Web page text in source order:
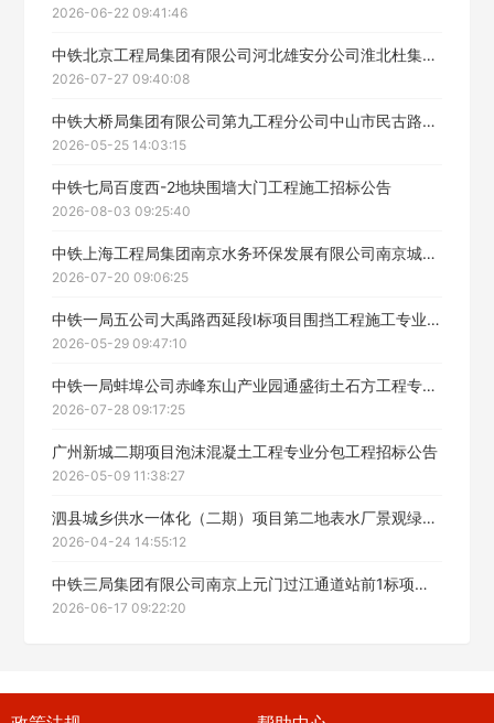
2026-06-22 09:41:46
中铁北京工程局集团有限公司河北雄安分公司淮北杜集区孵化器项目经理部装修装饰专业分包工程施工招标公告
2026-07-27 09:40:08
中铁大桥局集团有限公司第九工程分公司中山市民古路一期工程TJ1标段波形护栏施工分包工程招标公告
2026-05-25 14:03:15
中铁七局百度西-2地块围墙大门工程施工招标公告
2026-08-03 09:25:40
中铁上海工程局集团南京水务环保发展有限公司南京城东污水处理厂提标改造工程施工及设备防水防腐专业分包采购公告
2026-07-20 09:06:25
中铁一局五公司大禹路西延段Ⅰ标项目围挡工程施工专业招标招标公告
2026-05-29 09:47:10
中铁一局蚌埠公司赤峰东山产业园通盛街土石方工程专业分包招标公告
2026-07-28 09:17:25
广州新城二期项目泡沫混凝土工程专业分包工程招标公告
2026-05-09 11:38:27
泗县城乡供水一体化（二期）项目第二地表水厂景观绿化工程招标公告
2026-04-24 14:55:12
中铁三局集团有限公司南京上元门过江通道站前1标项目经理部市政分部钢板桩工程施工专业分包招标公告
2026-06-17 09:22:20